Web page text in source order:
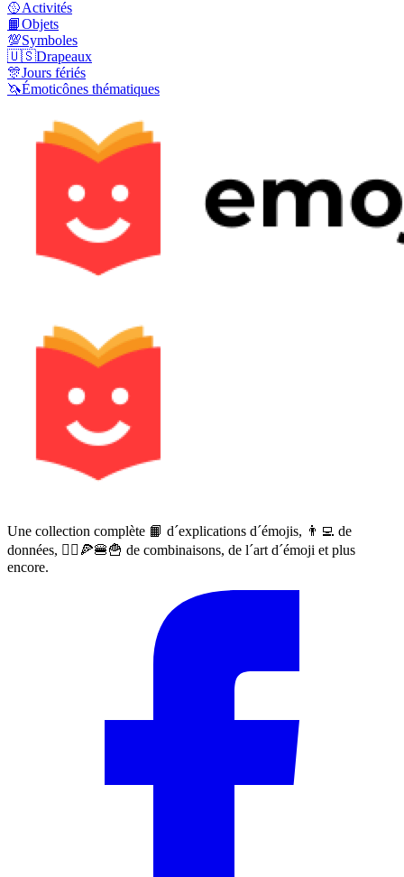
🥎Activités
📙Objets
💯Symboles
🇺🇸Drapeaux
🎊Jours fériés
🦄Émoticônes thématiques
Une collection complète 📙 d´explications d´émojis, 👨‍💻 de
données, 🙅‍♀️🍕🍔🍟 de combinaisons, de l´art d´émoji et plus
encore.